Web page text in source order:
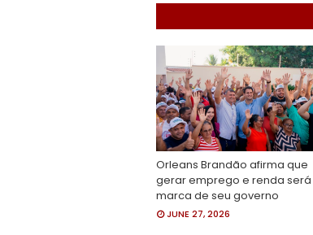
Orleans Brandão afirma que
gerar emprego e renda será
marca de seu governo
JUNE 27, 2026